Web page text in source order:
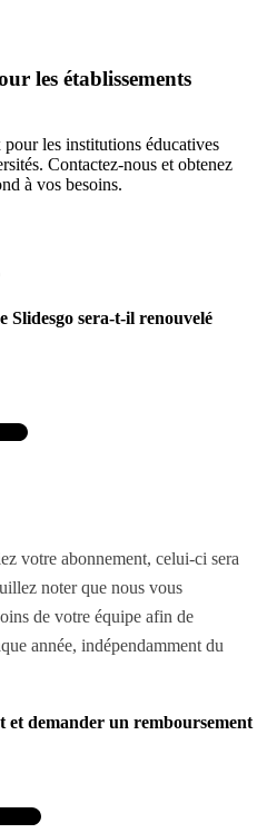
les établissements
les institutions éducatives
Contactez-nous et obtenez
à vos besoins.
Slidesgo sera-t-il renouvelé
votre abonnement, celui-ci sera
noter que nous vous
de votre équipe afin de
année, indépendamment du
et demander un remboursement